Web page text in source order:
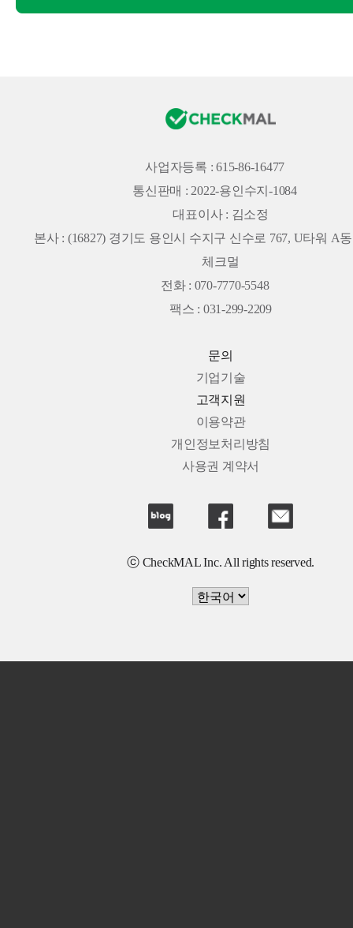
사업자등록 : 615-86-16477
통신판매 : 2022-용인수지-1084
대표이사 : 김소정
본사 : (16827) 경기도 용인시 수지구 신수로 767, U타워 A
체크멀
전화 : 070-7770-5548
팩스 : 031-299-2209
문의
기업기술
고객지원
이용약관
개인정보처리방침
사용권 계약서
ⓒ CheckMAL Inc. All rights reserved.